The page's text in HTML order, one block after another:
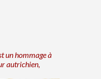
un hommage à
autrichien,